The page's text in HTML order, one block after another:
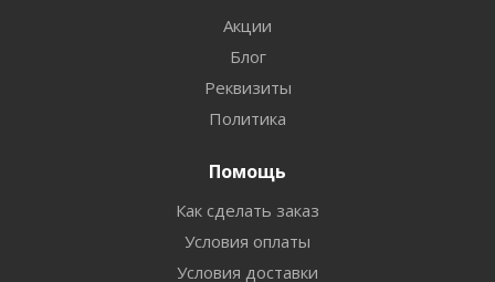
Акции
Блог
Реквизиты
Политика
Помощь
Как сделать заказ
Условия оплаты
Условия доставки